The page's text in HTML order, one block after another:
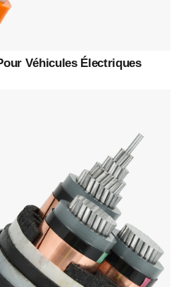
Véhicules Électriques